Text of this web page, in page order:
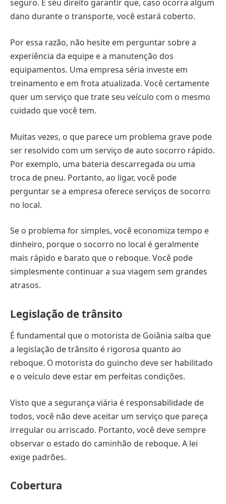
seguro. É seu direito garantir que, caso ocorra algum
dano durante o transporte, você estará coberto.
Por essa razão, não hesite em perguntar sobre a
experiência da equipe e a manutenção dos
equipamentos. Uma empresa séria investe em
treinamento e em frota atualizada. Você certamente
quer um serviço que trate seu veículo com o mesmo
cuidado que você tem.
Muitas vezes, o que parece um problema grave pode
ser resolvido com um serviço de auto socorro rápido.
Por exemplo, uma bateria descarregada ou uma
troca de pneu. Portanto, ao ligar, você pode
perguntar se a empresa oferece serviços de socorro
no local.
Se o problema for simples, você economiza tempo e
dinheiro, porque o socorro no local é geralmente
mais rápido e barato que o reboque. Você pode
simplesmente continuar a sua viagem sem grandes
atrasos.
Legislação de trânsito
É fundamental que o motorista de Goiânia saiba que
a legislação de trânsito é rigorosa quanto ao
reboque. O motorista do guincho deve ser habilitado
e o veículo deve estar em perfeitas condições.
Visto que a segurança viária é responsabilidade de
todos, você não deve aceitar um serviço que pareça
irregular ou arriscado. Portanto, você deve sempre
observar o estado do caminhão de reboque. A lei
exige padrões.
Cobertura